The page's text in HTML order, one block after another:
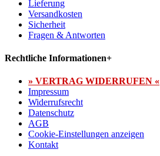
Lieferung
Versandkosten
Sicherheit
Fragen & Antworten
Rechtliche Informationen+
» VERTRAG WIDERRUFEN «
Impressum
Widerrufsrecht
Datenschutz
AGB
Cookie-Einstellungen anzeigen
Kontakt